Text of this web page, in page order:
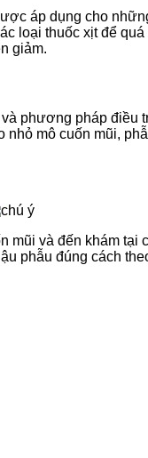
áp dụng cho
loại thuốc xịt để
giảm.
phương pháp điều
mô cuốn mũi,
và đến khám
phẫu đúng cách